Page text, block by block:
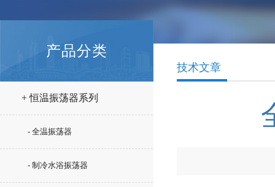
产品分类
+ 恒温振荡器系列
- 全温振荡器
- 制冷水浴振荡器
技术文章